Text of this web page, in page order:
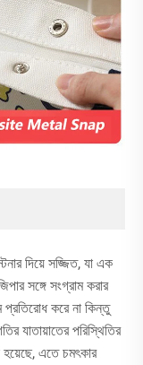
দিয়ে সজ্জিত, যা এক
সঙ্গে সংগ্রাম করার
করে না কিন্তু
যাতায়াতের পরিস্থিতির
হয়েছে, এতে চমৎকার